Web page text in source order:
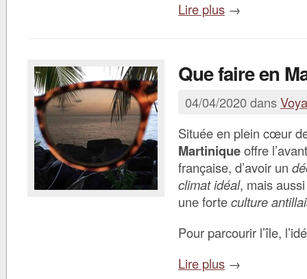
Lire plus →
Que faire en
04/04/2020 dans
Située en plein cœur
Martiniqueoffre
française, d’avoir un
climat idéal, mais
une forteculture
Pour parcourir l’île,
Lire plus →